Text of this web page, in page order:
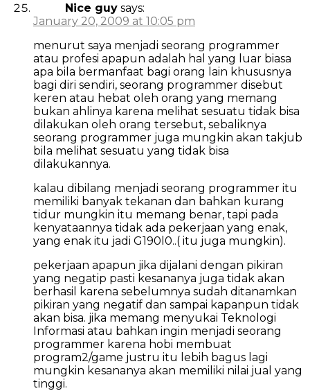
Nice guy says:
January 20, 2009 at 10:05 pm
menurut saya menjadi seorang programmer
atau profesi apapun adalah hal yang luar biasa
apa bila bermanfaat bagi orang lain khususnya
bagi diri sendiri, seorang programmer disebut
keren atau hebat oleh orang yang memang
bukan ahlinya karena melihat sesuatu tidak bisa
dilakukan oleh orang tersebut, sebaliknya
seorang programmer juga mungkin akan takjub
bila melihat sesuatu yang tidak bisa
dilakukannya.
kalau dibilang menjadi seorang programmer itu
memiliki banyak tekanan dan bahkan kurang
tidur mungkin itu memang benar, tapi pada
kenyataannya tidak ada pekerjaan yang enak,
yang enak itu jadi G190l0..( itu juga mungkin).
pekerjaan apapun jika dijalani dengan pikiran
yang negatip pasti kesananya juga tidak akan
berhasil karena sebelumnya sudah ditanamkan
pikiran yang negatif dan sampai kapanpun tidak
akan bisa. jika memang menyukai Teknologi
Informasi atau bahkan ingin menjadi seorang
programmer karena hobi membuat
program2/game justru itu lebih bagus lagi
mungkin kesananya akan memiliki nilai jual yang
tinggi.